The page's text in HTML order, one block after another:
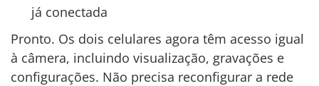
já conectada
Pronto. Os dois celulares agora têm acesso igual
à câmera, incluindo visualização, gravações e
configurações. Não precisa reconfigurar a rede